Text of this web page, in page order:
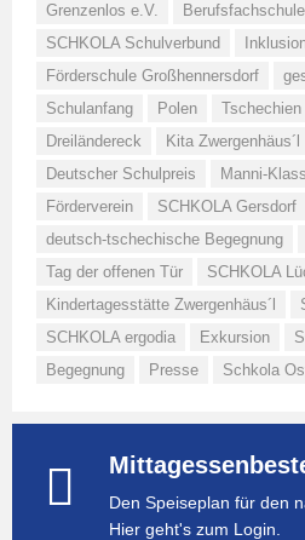
Grenzenlos e.V.
Berufsfachschule
SCHKOLA Schulverbund
Förderschule Großhennersdorf
Schulanfang
Polen Tschechien
Dreiländereck
Kita Zwergenhäus´l
Deutscher Schulpreis
Manni-
Förderverein
SCHKOLA Gersdorf
deutsch-tschechische Begegnung
Tag der offenen Tür
SCHKOLA
Kindertagesstätte Zwergenhäus´l
SCHKOLA ergodia
Exkursion
Begegnung
Presse Schkola
Den Speiseplan für den
Hier geht's zum Login.